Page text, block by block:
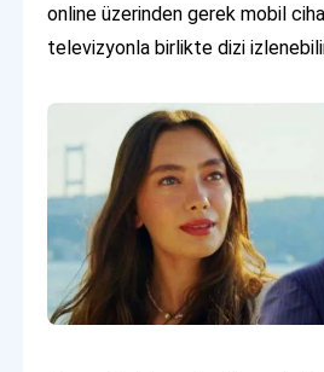
online üzerinden gerek mobil
televizyonla birlikte dizi